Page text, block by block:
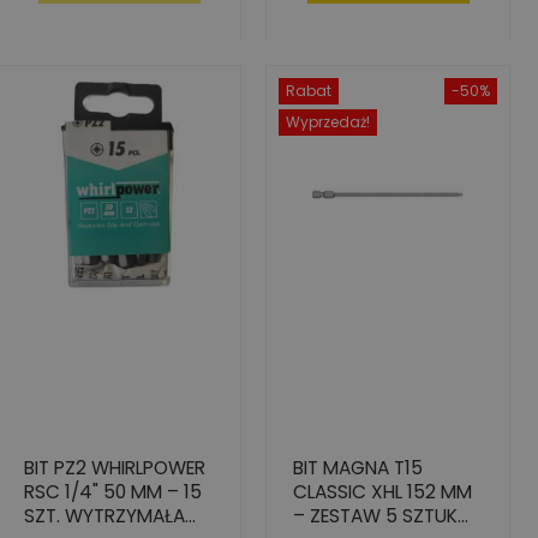
BIT PZ2 WHIRLPOWER
RSC 1/4" 50 MM – 15
SZT. WYTRZYMAŁA
-50%
Rabat
Wyprzedaż!
BIT MAGNA T15
CLASSIC XHL 152 MM
– ZESTAW 5 SZTUK